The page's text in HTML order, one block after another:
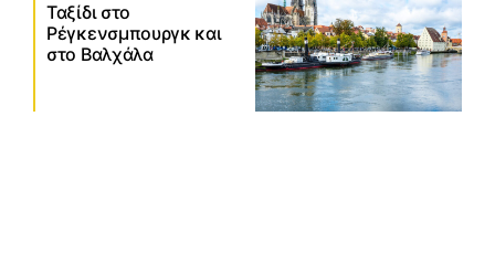
Ταξίδι στο
Ρέγκενσμπουργκ και
στο Βαλχάλα